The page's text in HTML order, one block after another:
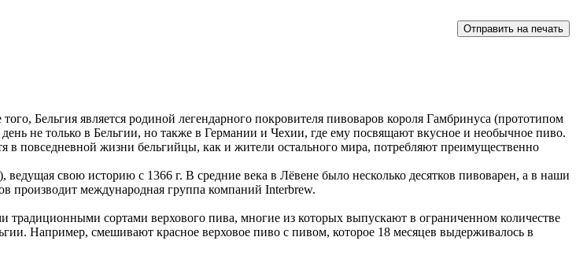
Бельгия является родиной легендарного покровителя пивоваров короля Гамбринуса (прототипом
не только в Бельгии, но также в Германии и Чехии, где ему посвящают вкусное и необычное пиво.
в повседневной жизни бельгийцы, как и жители остального мира, потребляют преимущественно
свою историю с 1366 г. В средние века в Лёвене было несколько десятков пивоварен, а в наши
производит международная группа компаний Interbrew.
традиционными сортами верхового пива, многие из которых выпускают в ограниченном количестве
Например, смешивают красное верховое пиво с пивом, которое 18 месяцев выдерживалось в